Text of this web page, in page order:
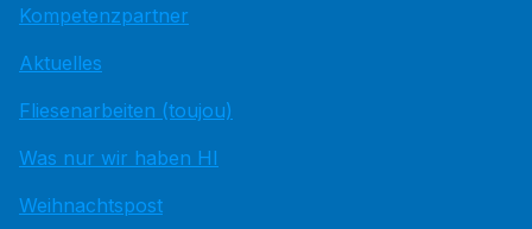
Kompetenzpartner
Aktuelles
Fliesenarbeiten (toujou)
Was nur wir haben HI
Weihnachtspost